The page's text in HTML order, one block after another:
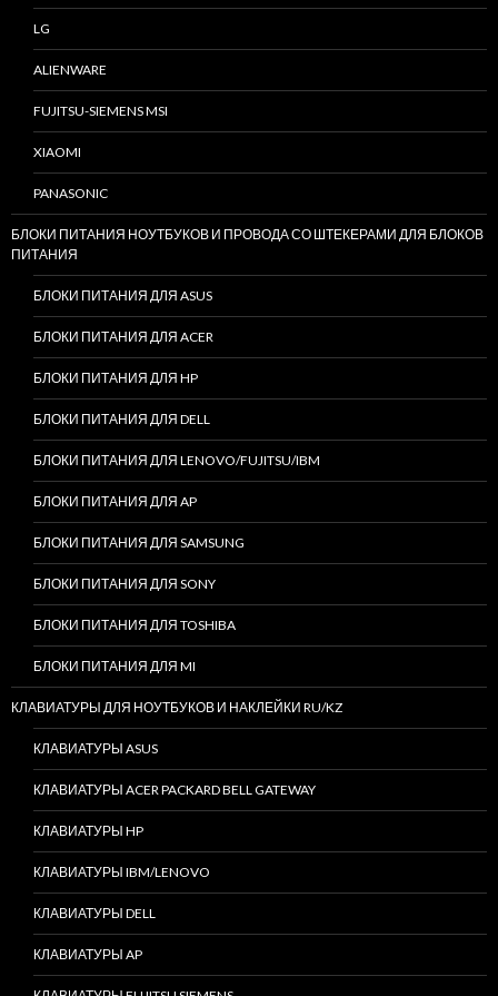
LG
ALIENWARE
FUJITSU-SIEMENS MSI
XIAOMI
PANASONIC
БЛОКИ ПИТАНИЯ НОУТБУКОВ И ПРОВОДА СО ШТЕКЕРАМИ ДЛЯ БЛОКОВ
ПИТАНИЯ
БЛОКИ ПИТАНИЯ ДЛЯ ASUS
БЛОКИ ПИТАНИЯ ДЛЯ ACER
БЛОКИ ПИТАНИЯ ДЛЯ HP
БЛОКИ ПИТАНИЯ ДЛЯ DELL
БЛОКИ ПИТАНИЯ ДЛЯ LENOVO/FUJITSU/IBM
БЛОКИ ПИТАНИЯ ДЛЯ AP
БЛОКИ ПИТАНИЯ ДЛЯ SAMSUNG
БЛОКИ ПИТАНИЯ ДЛЯ SONY
БЛОКИ ПИТАНИЯ ДЛЯ TOSHIBA
БЛОКИ ПИТАНИЯ ДЛЯ MI
КЛАВИАТУРЫ ДЛЯ НОУТБУКОВ И НАКЛЕЙКИ RU/KZ
КЛАВИАТУРЫ ASUS
КЛАВИАТУРЫ ACER PACKARD BELL GATEWAY
КЛАВИАТУРЫ HP
КЛАВИАТУРЫ IBM/LENOVO
КЛАВИАТУРЫ DELL
КЛАВИАТУРЫ AP